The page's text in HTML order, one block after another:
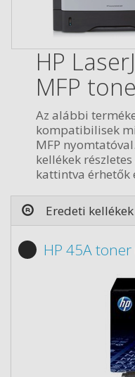
HP
MFP
Az alábbi
kompatibilisek
MFP
kellékek
kattintva érhetők
Eredeti kellékek
HP 45A